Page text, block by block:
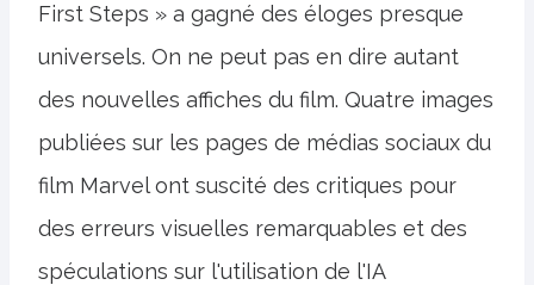
First Steps » a gagné des éloges presque
universels. On ne peut pas en dire autant
des nouvelles affiches du film. Quatre images
publiées sur les pages de médias sociaux du
film Marvel ont suscité des critiques pour
des erreurs visuelles remarquables et des
spéculations sur l'utilisation de l'IA